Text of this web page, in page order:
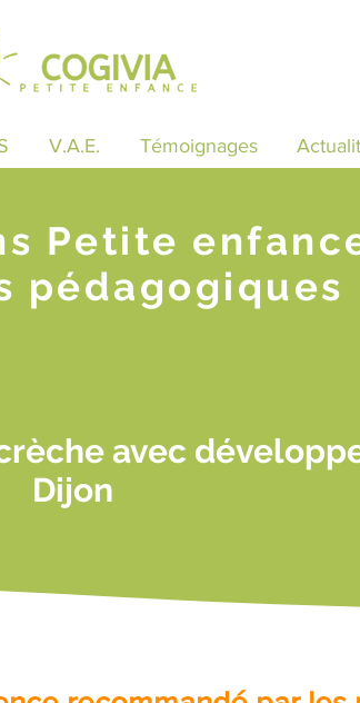
V.A.E. Témoignages
Petite
pédagogiques
avec
Dijon